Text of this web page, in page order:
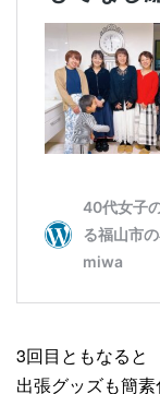
3回目ともなると
出張グッズも簡